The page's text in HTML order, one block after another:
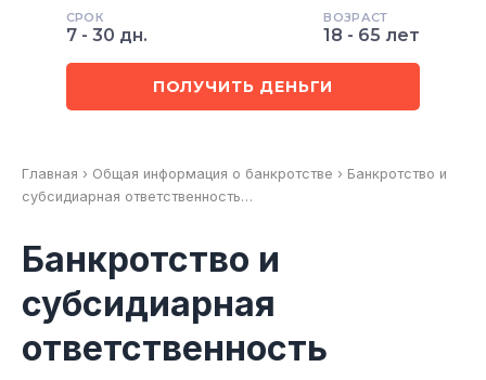
СРОК
7 - 30 дн.
ВОЗРАСТ
18 - 65 лет
ПОЛУЧИТЬ ДЕНЬГИ
Главная › Общая информация о банкротстве › Банкротство и
субсидиарная ответственность…
Банкротство и
субсидиарная
ответственность